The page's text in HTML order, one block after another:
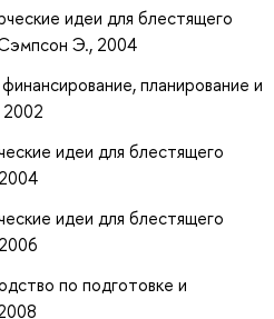
идеи для блестящего
Э., 2004
планирование и
2002
идеи для блестящего
идеи для блестящего
по подготовке и